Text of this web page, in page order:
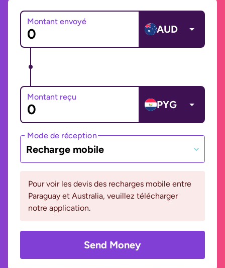
Montant envoyé
AUD
Montant reçu
PYG
Mode de réception
Recharge mobile
Pour voir les devis des recharges mobile entre
Paraguay et Australia, veuillez télécharger
notre application.
Send Money